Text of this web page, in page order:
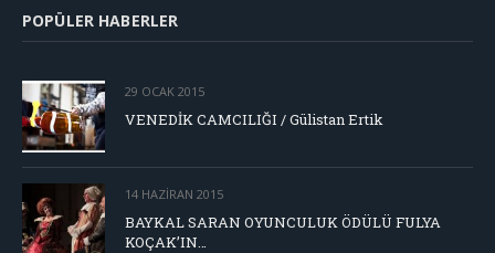
POPÜLER HABERLER
29 OCAK 2015
VENEDİK CAMCILIĞI / Gülistan Ertik
14 HAZIRAN 2015
BAYKAL SARAN OYUNCULUK ÖDÜLÜ FULYA
KOÇAK’IN…